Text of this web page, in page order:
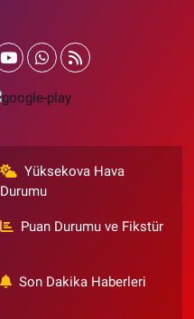
Yüksekova Hava
Durumu
Puan Durumu ve Fikstür
Son Dakika Haberleri